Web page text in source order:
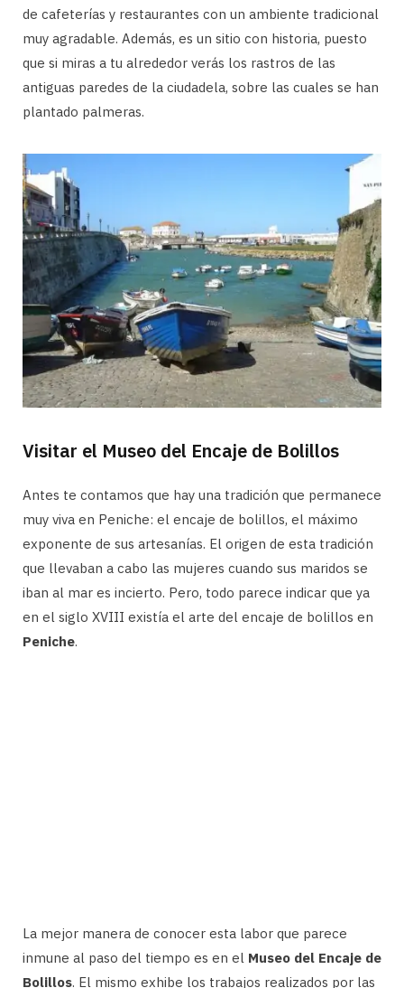
de cafeterías y restaurantes con un ambiente tradicional
muy agradable. Además, es un sitio con historia, puesto
que si miras a tu alrededor verás los rastros de las
antiguas paredes de la ciudadela, sobre las cuales se han
plantado palmeras.
Visitar el Museo del Encaje de Bolillos
Antes te contamos que hay una tradición que permanece
muy viva en Peniche: el encaje de bolillos, el máximo
exponente de sus artesanías. El origen de esta tradición
que llevaban a cabo las mujeres cuando sus maridos se
iban al mar es incierto. Pero, todo parece indicar que ya
en el siglo XVIII existía el arte del encaje de bolillos en
Peniche.
La mejor manera de conocer esta labor que parece
inmune al paso del tiempo es en el Museo del Encaje de
Bolillos. El mismo exhibe los trabajos realizados por las